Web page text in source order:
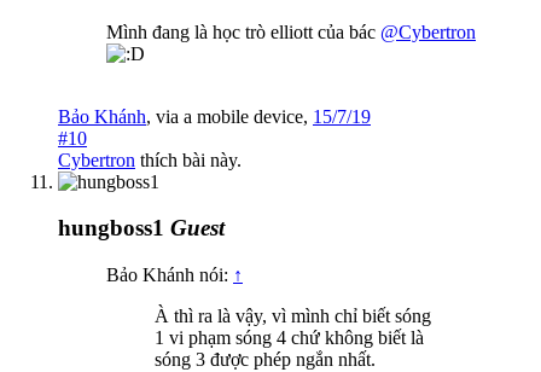
Mình đang là học trò elliott của bác @Cybertron
Bảo Khánh, via a mobile device, 15/7/19
#10
Cybertron thích bài này.
hungboss1 Guest
Bảo Khánh nói: ↑
À thì ra là vậy, vì mình chỉ biết sóng
1 vi phạm sóng 4 chứ không biết là
sóng 3 được phép ngắn nhất.